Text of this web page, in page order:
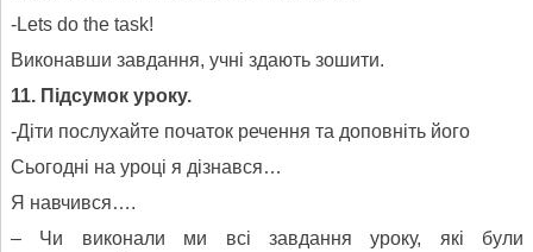
-Lets do the task!
Виконавши завдання, учні здають зошити.
11. Підсумок уроку.
-Діти послухайте початок речення та доповніть його
Сьогодні на уроці я дізнався…
Я навчився….
– Чи виконали ми всі завдання уроку, які були